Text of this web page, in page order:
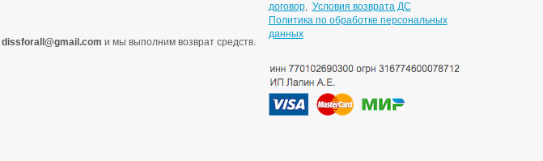
dissforall@gmail.com и мы выполним возврат средств.
договор, Условия возврата ДС
Политика по обработке персональных
данных